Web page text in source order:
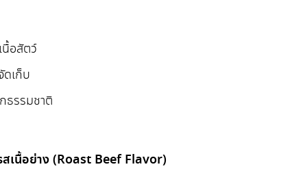
นื้อสัตว์
ดเก็บ
ธรรมชาติ
เนื้อย่าง (Roast Beef Flavor)